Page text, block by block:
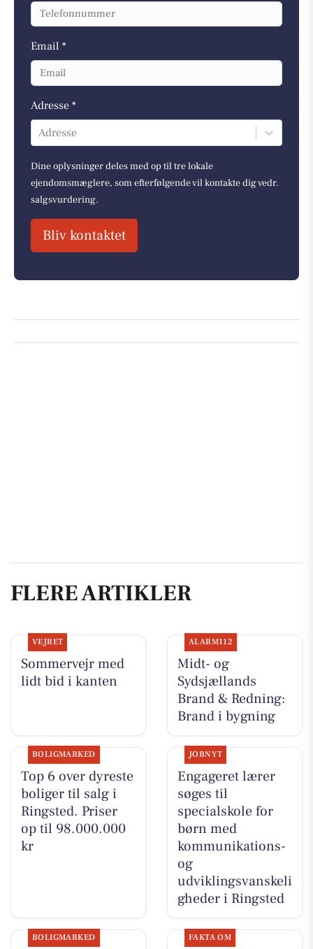
Email *
Adresse *
Adresse
Dine oplysninger deles med op til tre lokale
ejendomsmæglere, som efterfølgende vil kontakte dig vedr.
salgsvurdering.
Bliv kontaktet
FLERE ARTIKLER
VEJRET
Sommervejr med
lidt bid i kanten
ALARM112
Midt- og
Sydsjællands
Brand & Redning:
Brand i bygning
BOLIGMARKED
Top 6 over dyreste
boliger til salg i
Ringsted. Priser
op til 98.000.000
kr
JOBNYT
Engageret lærer
søges til
specialskole for
børn med
kommunikations-
og
udviklingsvanskeli
gheder i Ringsted
BOLIGMARKED FAKTA OM